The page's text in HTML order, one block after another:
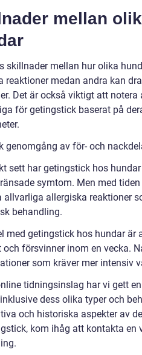
mellan
skillnader mellan hur olika
reaktioner medan andra kan
Det är också viktigt att
för getingstick baserat på
genomgång av för- och
sett har getingstick hos
symtom. Men med
allvarliga allergiska reaktioner
behandling.
med getingstick hos hundar
försvinner inom en vecka.
som kräver mer intensiv
tidningsinslag har vi gett
dess olika typer och
och historiska aspekter av
kom ihåg att kontakta en